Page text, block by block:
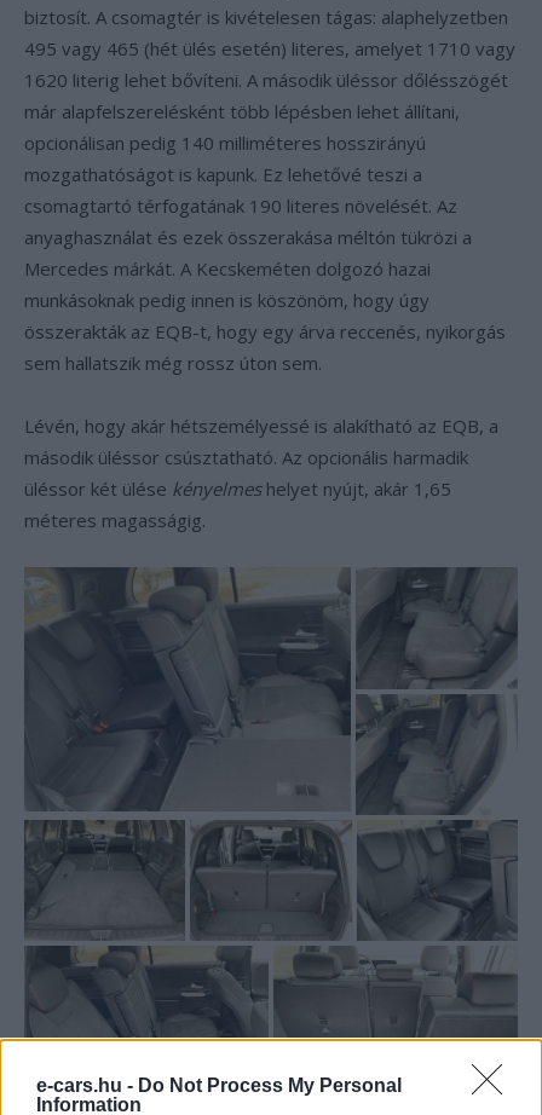
e-cars.hu - Do Not Process My Personal
Information
biztosít. A csomagtér is kivételesen tágas: alaphelyzetben
495 vagy 465 (hét ülés esetén) literes, amelyet 1710 vagy
1620 literig lehet bővíteni. A második üléssor dőlésszögét
már alapfelszerelésként több lépésben lehet állítani,
opcionálisan pedig 140 milliméteres hosszirányú
mozgathatóságot is kapunk. Ez lehetővé teszi a
csomagtartó térfogatának 190 literes növelését. Az
anyaghasználat és ezek összerakása méltón tükrözi a
Mercedes márkát. A Kecskeméten dolgozó hazai
munkásoknak pedig innen is köszönöm, hogy úgy
összerakták az EQB-t, hogy egy árva reccenés, nyikorgás
sem hallatszik még rossz úton sem.
Lévén, hogy akár hétszemélyessé is alakítható az EQB, a
második üléssor csúsztatható. Az opcionális harmadik
üléssor két ülése kényelmeshelyet nyújt, akár 1,65
méteres magasságig.